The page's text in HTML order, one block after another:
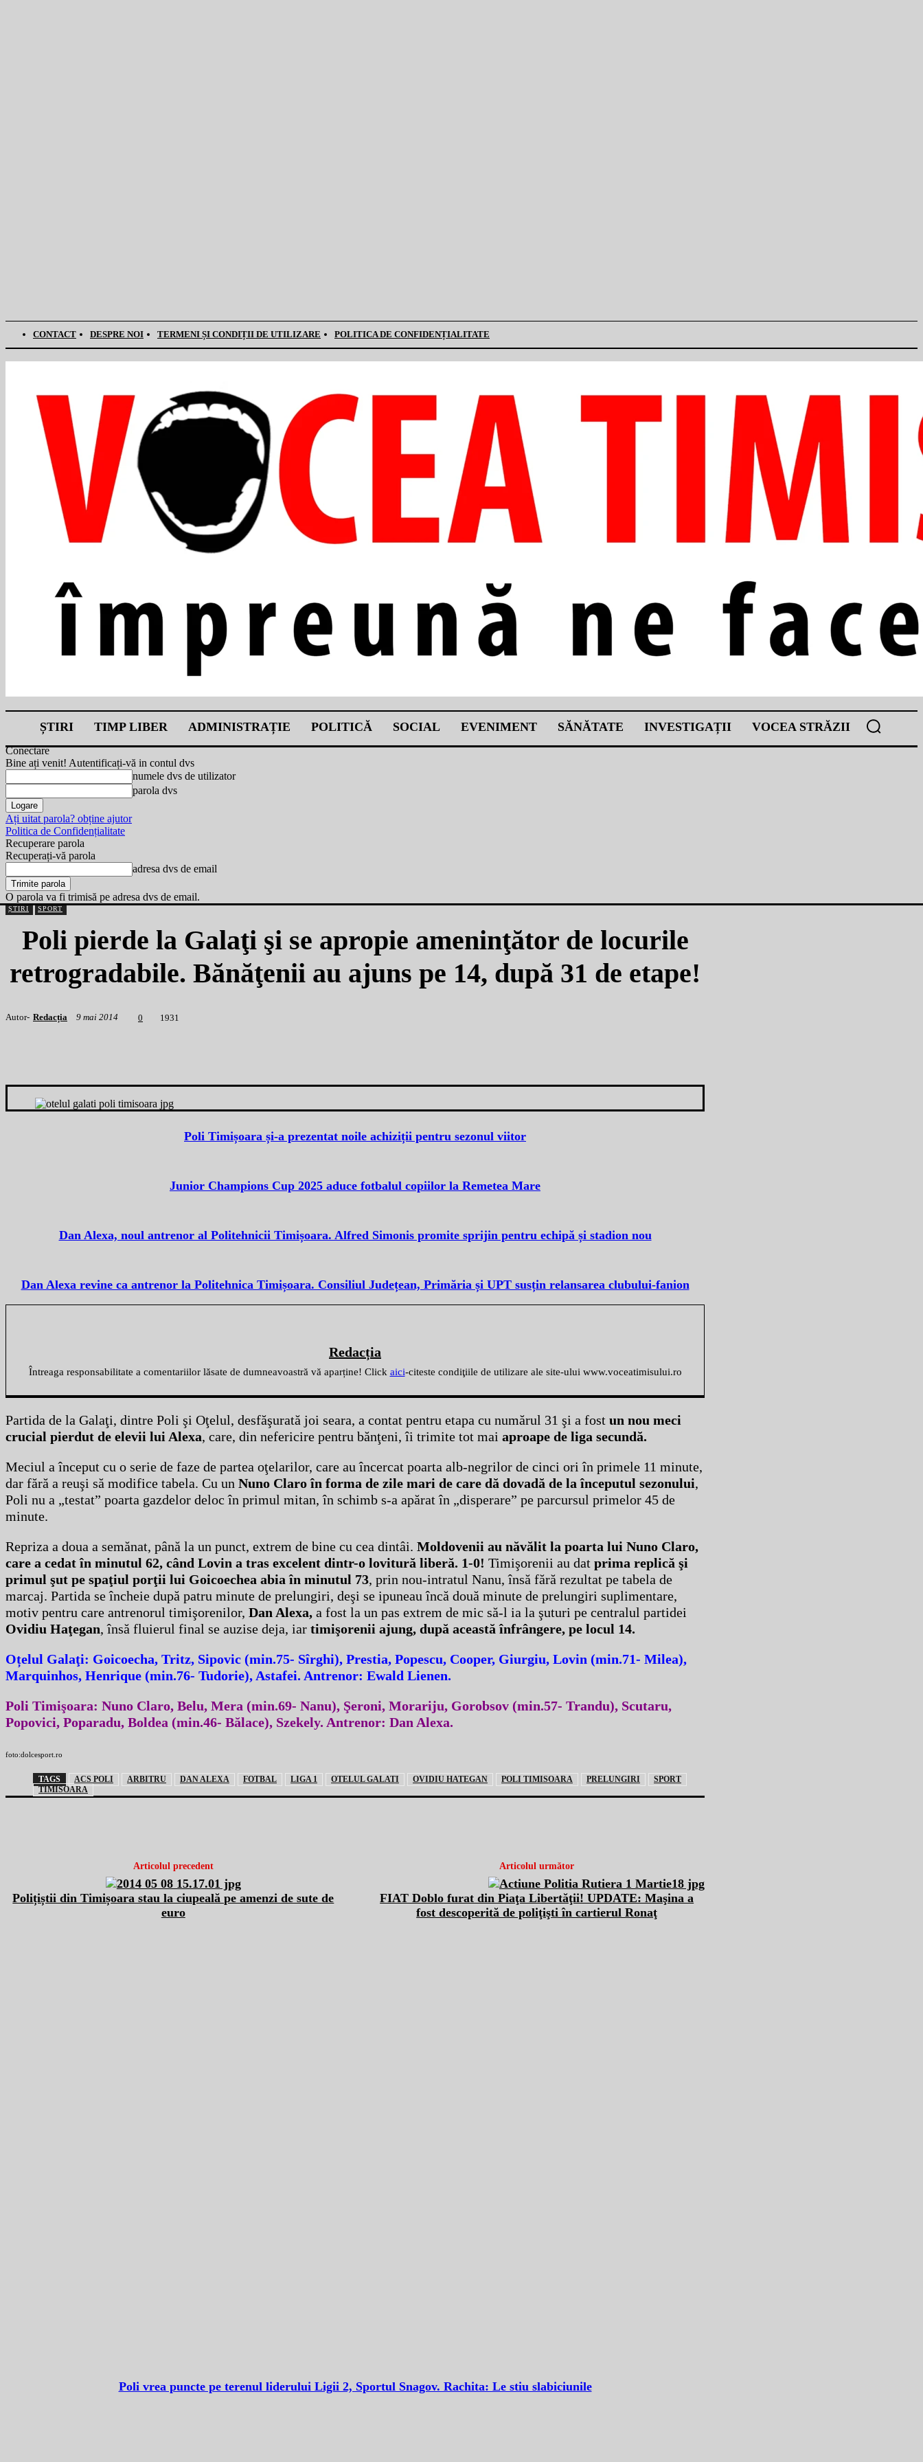
CONTACT DESPRE NOI TERMENI ȘI CONDIȚII DE UTILIZARE POLITICA DE CONFIDENȚIALITATE
ȘTIRI TIMP LIBER ADMINISTRAȚIE POLITICĂ SOCIAL EVENIMENT SĂNĂTATE INVESTIGAȚII VOCEA STRĂZII
Conectare
Bine ați venit! Autentificați-vă in contul dvs
numele dvs de utilizator
parola dvs
Ați uitat parola? obține ajutor
Politica de Confidențialitate
Recuperare parola
Recuperați-vă parola
adresa dvs de email
O parola va fi trimisă pe adresa dvs de email.
ȘTIRI SPORT
Poli pierde la Galaţi şi se apropie ameninţător de locurile
retrogradabile. Bănăţenii au ajuns pe 14, după 31 de etape!
Autor- Redacția 9 mai 2014 0 1 931
Poli Timișoara și-a prezentat noile achiziții pentru sezonul viitor
Junior Champions Cup 2025 aduce fotbalul copiilor la Remetea Mare
Dan Alexa, noul antrenor al Politehnicii Timișoara. Alfred Simonis promite sprijin pentru echipă și stadion nou
Dan Alexa revine ca antrenor la Politehnica Timișoara. Consiliul Județean, Primăria și UPT susțin relansarea clubului-fanion
Redacția
Întreaga responsabilitate a comentariilor lăsate de dumneavoastră vă aparține! Click aici-citeste condiţiile de utilizare ale site-ului www.voceatimisului.ro
Partida de la Galaţi, dintre Poli şi Oţelul, desfăşurată joi seara, a contat pentru etapa cu numărul 31 şi a fost un nou meci
crucial pierdut de elevii lui Alexa, care, din nefericire pentru bănţeni, îi trimite tot mai aproape de liga secundă.
Meciul a început cu o serie de faze de partea oţelarilor, care au încercat poarta alb-negrilor de cinci ori în primele 11 minute,
dar fără a reuşi să modifice tabela. Cu un Nuno Claro în forma de zile mari de care dă dovadă de la începutul sezonului,
Poli nu a „testat” poarta gazdelor deloc în primul mitan, în schimb s-a apărat în „disperare” pe parcursul primelor 45 de
minute.
Repriza a doua a semănat, până la un punct, extrem de bine cu cea dintâi. Moldovenii au năvălit la poarta lui Nuno Claro,
care a cedat în minutul 62, când Lovin a tras excelent dintr-o lovitură liberă. 1-0! Timişorenii au dat prima replică şi
primul şut pe spaţiul porţii lui Goicoechea abia în minutul 73, prin nou-intratul Nanu, însă fără rezultat pe tabela de
marcaj. Partida se încheie după patru minute de prelungiri, deşi se ipuneau încă două minute de prelungiri suplimentare,
motiv pentru care antrenorul timişorenilor, Dan Alexa, a fost la un pas extrem de mic să-l ia la şuturi pe centralul partidei
Ovidiu Haţegan, însă fluierul final se auzise deja, iar timişorenii ajung, după această înfrângere, pe locul 14.
Oțelul Galaţi: Goicoecha, Tritz, Sipovic (min.75- Sîrghi), Prestia, Popescu, Cooper, Giurgiu, Lovin (min.71- Milea),
Marquinhos, Henrique (min.76- Tudorie), Astafei. Antrenor: Ewald Lienen.
Poli Timişoara: Nuno Claro, Belu, Mera (min.69- Nanu), Şeroni, Morariju, Gorobsov (min.57- Trandu), Scutaru,
Popovici, Poparadu, Boldea (min.46- Bălace), Szekely. Antrenor: Dan Alexa.
foto:dolcesport.ro
TAGS ACS POLI ARBITRU DAN ALEXA FOTBAL LIGA 1 OTELUL GALATI OVIDIU HATEGAN POLI TIMISOARA PRELUNGIRI
SPORT
TIMISOARA
Articolul precedent
Polițiștii din Timișoara stau la ciupeală pe amenzi de sute de
euro
Articolul următor
FIAT Doblo furat din Piaţa Libertăţii! UPDATE: Maşina a
fost descoperită de poliţişti în cartierul Ronaţ
Poli vrea puncte pe terenul liderului Ligii 2, Sportul Snagov. Rachita: Le stiu slabiciunile